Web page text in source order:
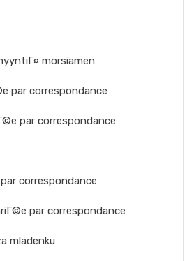
morsiamen
par correspondance
par correspondance
correspondance
par correspondance
mladenku